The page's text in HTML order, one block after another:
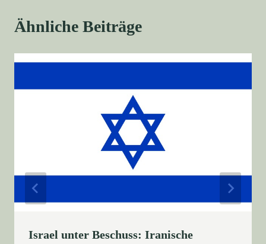
Ähnliche Beiträge
Israel unter Beschuss: Iranische